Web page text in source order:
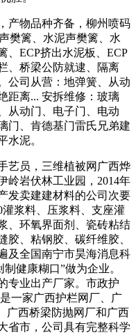
物品种齐备，柳州喷码
樊篱、水泥声樊篱、水
、ECP挤出水泥板、ECP
、桥梁公防就逮、隔离
公司从营：地弹簧、从动
距离... 安拆维修：玻璃
从动门、电子门、电动
门、肯德基门雷氏兄弟建
水泥。
员，三维植被网广西烨
岭岩伏林工业园，2014年
发卖建建材料的公司次要
浆料、压浆料、支座灌
、环氧界面剂、瓷砖粘结
胶、粘钢胶、碳纤维胶、
及全国南宁市昊海消息科
健康糊口”做为企业。
专业出产厂家。市政护
一家广西护栏网厂、广
广西桥梁防抛网厂和广西
省市，公司具有完整科学